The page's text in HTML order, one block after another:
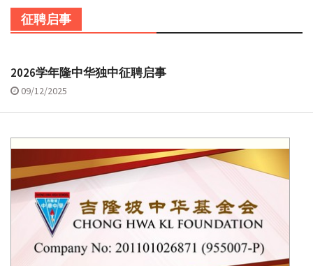
征聘启事
2026学年隆中华独中征聘启事
09/12/2025